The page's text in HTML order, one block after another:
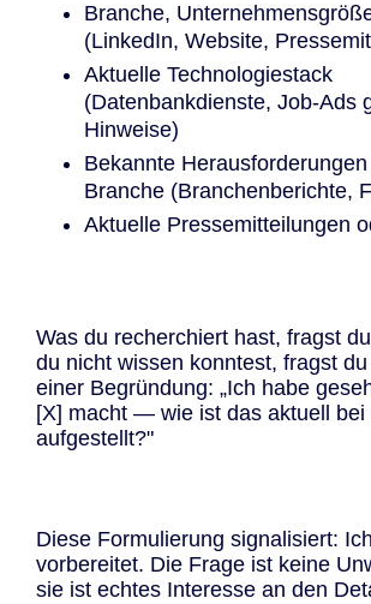
Branche,
(LinkedIn, Website,
Aktuelle Technologiestack
(Datenbankdienste, Job-Ads
Hinweise)
Bekannte
Branche (Branchenberichte,
Aktuelle Pressemitteilungen
Was du recherchiert hast, fragst
du nicht wissen konntest, fragst
einer Begründung: „Ich habe
[X] macht — wie ist das aktuell bei
aufgestellt?"
Diese Formulierung signalisiert:
vorbereitet. Die Frage ist keine
sie ist echtes Interesse an den